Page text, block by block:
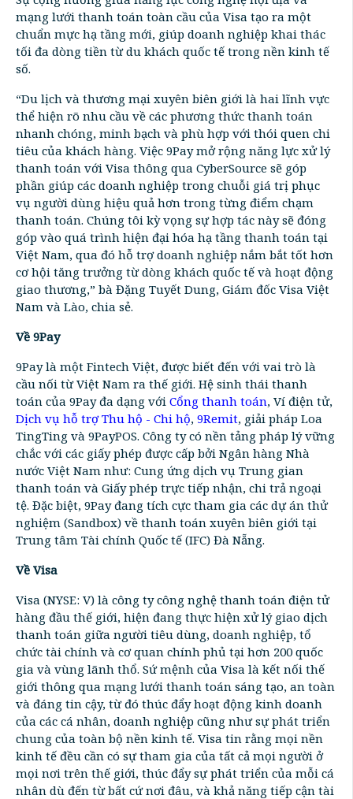
mạng lưới thanh toán toàn cầu của Visa tạo ra một
chuẩn mực hạ tầng mới, giúp doanh nghiệp khai thác
tối đa dòng tiền từ du khách quốc tế trong nền kinh tế
số.
“Du lịch và thương mại xuyên biên giới là hai lĩnh vực
thể hiện rõ nhu cầu về các phương thức thanh toán
nhanh chóng, minh bạch và phù hợp với thói quen chi
tiêu của khách hàng. Việc 9Pay mở rộng năng lực xử lý
thanh toán với Visa thông qua CyberSource sẽ góp
phần giúp các doanh nghiệp trong chuỗi giá trị phục
vụ người dùng hiệu quả hơn trong từng điểm chạm
thanh toán. Chúng tôi kỳ vọng sự hợp tác này sẽ đóng
góp vào quá trình hiện đại hóa hạ tầng thanh toán tại
Việt Nam, qua đó hỗ trợ doanh nghiệp nắm bắt tốt hơn
cơ hội tăng trưởng từ dòng khách quốc tế và hoạt động
giao thương,” bà Đặng Tuyết Dung, Giám đốc Visa Việt
Nam và Lào, chia sẻ.
Về 9Pay
9Pay là một Fintech Việt, được biết đến với vai trò là
cầu nối từ Việt Nam ra thế giới. Hệ sinh thái thanh
toán của 9Pay đa dạng với Cổng thanh toán, Ví điện tử,
Dịch vụ hỗ trợ Thu hộ - Chi hộ, 9Remit, giải pháp Loa
TingTing và 9PayPOS. Công ty có nền tảng pháp lý vững
chắc với các giấy phép được cấp bởi Ngân hàng Nhà
nước Việt Nam như: Cung ứng dịch vụ Trung gian
thanh toán và Giấy phép trực tiếp nhận, chi trả ngoại
tệ. Đặc biệt, 9Pay đang tích cực tham gia các dự án thử
nghiệm (Sandbox) về thanh toán xuyên biên giới tại
Trung tâm Tài chính Quốc tế (IFC) Đà Nẵng.
Về Visa
Visa (NYSE: V) là công ty công nghệ thanh toán điện tử
hàng đầu thế giới, hiện đang thực hiện xử lý giao dịch
thanh toán giữa người tiêu dùng, doanh nghiệp, tổ
chức tài chính và cơ quan chính phủ tại hơn 200 quốc
gia và vùng lãnh thổ. Sứ mệnh của Visa là kết nối thế
giới thông qua mạng lưới thanh toán sáng tạo, an toàn
và đáng tin cậy, từ đó thúc đẩy hoạt động kinh doanh
của các cá nhân, doanh nghiệp cũng như sự phát triển
chung của toàn bộ nền kinh tế. Visa tin rằng mọi nền
kinh tế đều cần có sự tham gia của tất cả mọi người ở
mọi nơi trên thế giới, thúc đẩy sự phát triển của mỗi cá
nhân dù đến từ bất cứ nơi đâu, và khả năng tiếp cận tài